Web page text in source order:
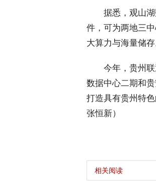
据悉，观山湖
件，可为两地三
大算力与海量储存
今年，贵州联
数据中心二期和
打造具有贵州特
张恒新）
相关阅读